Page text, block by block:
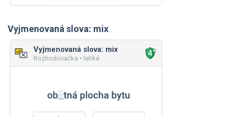
Vyjmenovaná slova: mix
Vyjmenovaná slova: mix
Rozhodovačka • lehké